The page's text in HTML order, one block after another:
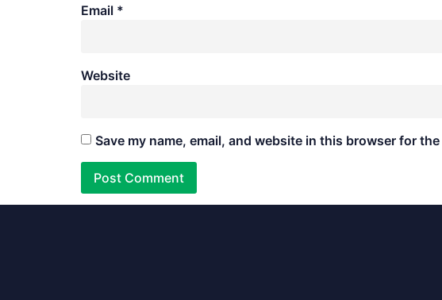
Email *
Website
Save my name, email, and website in this browser for